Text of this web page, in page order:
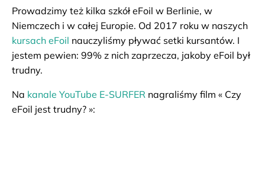
Prowadzimy też kilka szkół eFoil w Berlinie, w
Niemczech i w całej Europie. Od 2017 roku w naszych
kursach eFoil nauczyliśmy pływać setki kursantów. I
jestem pewien: 99% z nich zaprzecza, jakoby eFoil był
trudny.
Na kanale YouTube E-SURFER nagraliśmy film « Czy
eFoil jest trudny? »: